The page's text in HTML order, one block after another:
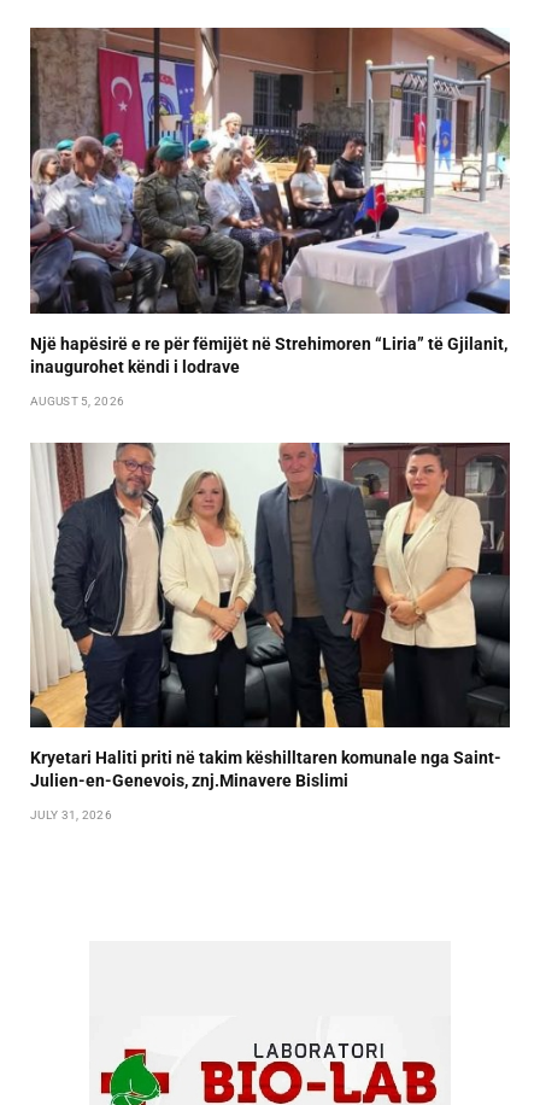
Një hapësirë e re për fëmijët në Strehimoren “Liria” të Gjilanit,
inaugurohet këndi i lodrave
AUGUST 5, 2026
Kryetari Haliti priti në takim këshilltaren komunale nga Saint-
Julien-en-Genevois, znj.Minavere Bislimi
JULY 31, 2026